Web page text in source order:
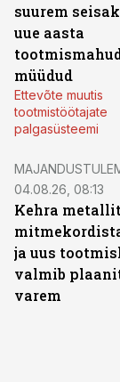
suurem
uue aasta
müüdud
Ettevõte muutis
tootmistöötajate
palgasüsteemi
04.08.26, 08:13
Kehra
ja uus
valmib
varem